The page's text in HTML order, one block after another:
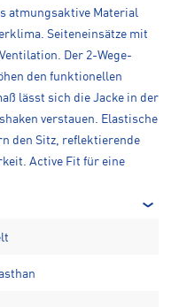
atmungsaktive Material
Seiteneinsätze mit
Der 2-Wege-
den funktionellen
lässt sich die Jacke in der
verstauen. Elastische
den Sitz, reflektierende
Active Fit für eine